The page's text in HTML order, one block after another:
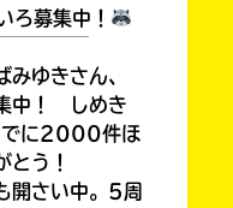
ろ募集中！
みゆきさん、
中！ しめき
でに2000件ほ
とう！
開さい中。5周